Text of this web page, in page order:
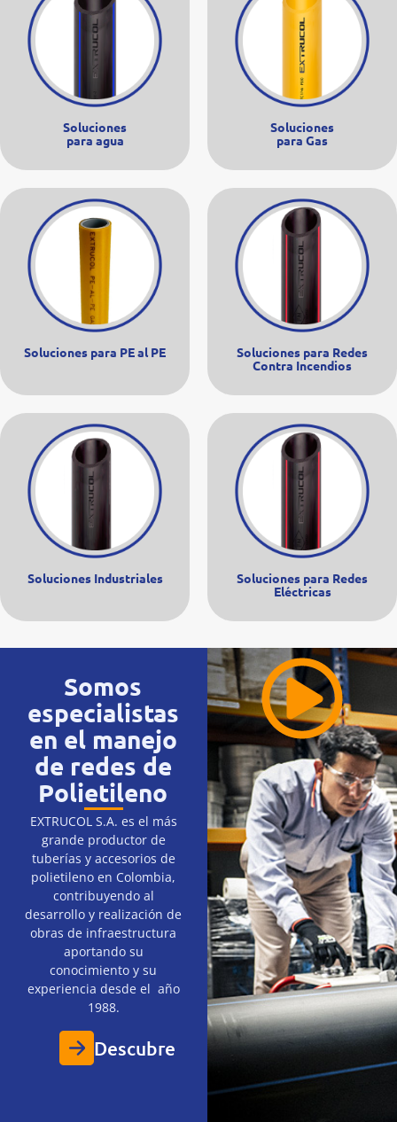
Soluciones
para agua
Soluciones
para Gas
Soluciones para PE al PE
Soluciones para Redes
Contra Incendios
Soluciones Industriales
Soluciones para Redes
Eléctricas
Somos
especialistas
en el manejo
de redes de
Polietileno
EXTRUCOL S.A. es el más
grande productor de
tuberías y accesorios de
polietileno en Colombia,
contribuyendo al
desarrollo y realización de
obras de infraestructura
aportando su
conocimiento y su
experiencia desde el año
1988.
Descubre